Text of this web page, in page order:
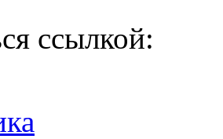
ссылкой: